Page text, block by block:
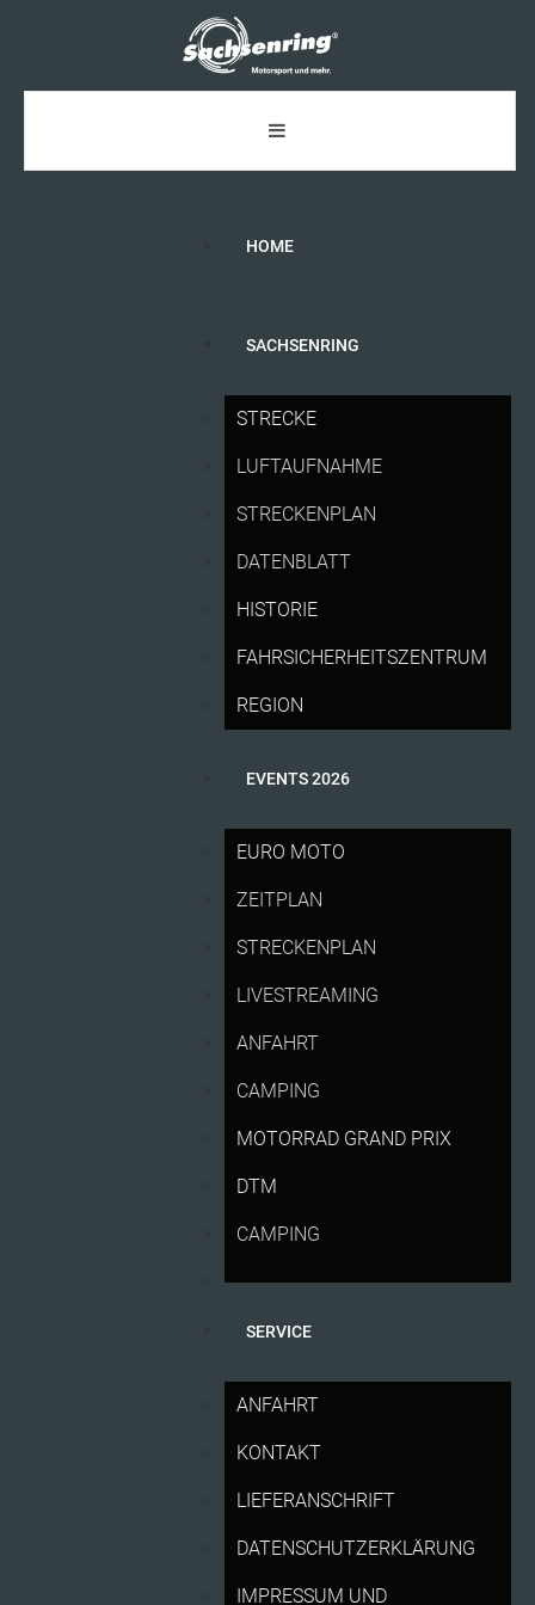
HOME
SACHSENRING
STRECKE
LUFTAUFNAHME
STRECKENPLAN
DATENBLATT
HISTORIE
FAHRSICHERHEITSZENTRUM
REGION
EVENTS 2026
EURO MOTO
ZEITPLAN
STRECKENPLAN
LIVESTREAMING
ANFAHRT
CAMPING
MOTORRAD GRAND PRIX
DTM
CAMPING
SERVICE
ANFAHRT
KONTAKT
LIEFERANSCHRIFT
DATENSCHUTZERKLÄRUNG
IMPRESSUM UND
SACHSENRING-NEWS
Neuer Rekord: Ausverkaufter Sachsenring mit
100 Jahre Sachsenring: Tickets für die MotoGP
Erste Sachsenring-Rekorde purzeln bereits am
Sachsenring-Fieber: Charity Run, Pitwalk und
Tradition, Innovation und Gänsehaut: Das
rund um den Liqui Moly Motorrad Grand Prix
Der Sachsenring schreibt Geschichte
EURO MOTO kommt zum Sachsenring-Auftakt
Premiere: ADAC Youngtimer-Tour erstmals in
Rahmen der DTM auf dem Sachsenring